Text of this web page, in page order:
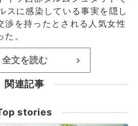
スに感染している事実を隠し
渉を持ったとされる人気女性
。
全文を読む >
関連記事
stories